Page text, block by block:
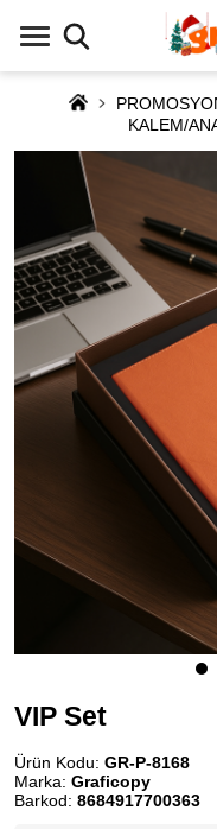
KALEM/
VIP Set
Ürün Kodu: GR-P-8168
Marka: Graficopy
Barkod: 8684917700363